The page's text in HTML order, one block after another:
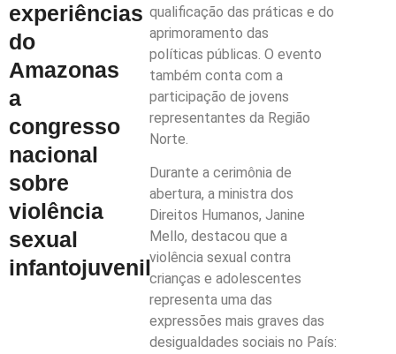
experiências
do
Amazonas
a
congresso
nacional
sobre
violência
sexual
infantojuvenil
qualificação das práticas e do
aprimoramento das
políticas públicas. O evento
também conta com a
participação de jovens
representantes da Região
Norte.
Durante a cerimônia de
abertura, a ministra dos
Direitos Humanos, Janine
Mello, destacou que a
violência sexual contra
crianças e adolescentes
representa uma das
expressões mais graves das
desigualdades sociais no País: